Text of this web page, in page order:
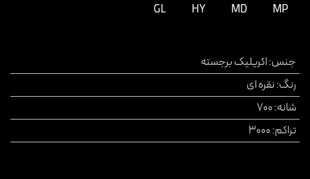
MP
MD
HY
GL
جنس:اکریلیک برجسته
رنگ:نقره ای
شانه:
700
تراکم:
3000